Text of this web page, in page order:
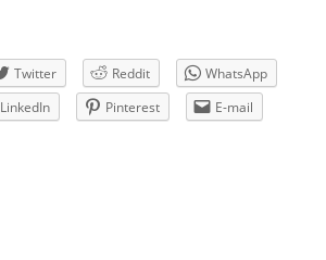
Twitter Reddit
WhatsApp
LinkedIn Pinterest
E-mail